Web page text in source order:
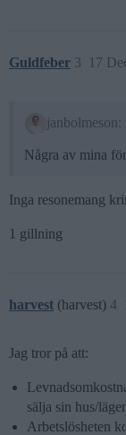
Guldfeber 17
3
janbolmeson:
Några av mina
Inga resonemang
1 gillning
harvest (harvest) 4
Jag tror på att:
sälja sin hus/
Arbetslösheten